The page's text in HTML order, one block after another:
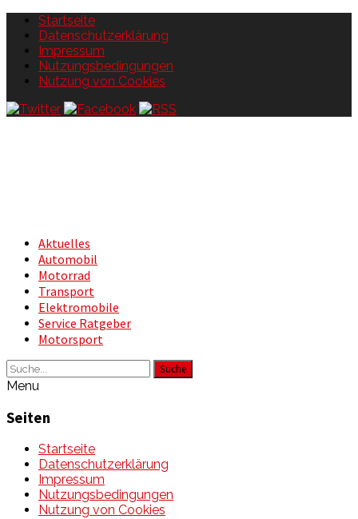
Startseite
Datenschutzerklärung
Impressum
Nutzungsbedingungen
Nutzung von Cookies
Aktuelles
Automobil
Motorrad
Transport
Elektromobile
Service Ratgeber
Motorsport
Suche
Menu
Seiten
Startseite
Datenschutzerklärung
Impressum
Nutzungsbedingungen
Nutzung von Cookies